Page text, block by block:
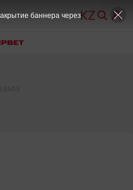
баннера через